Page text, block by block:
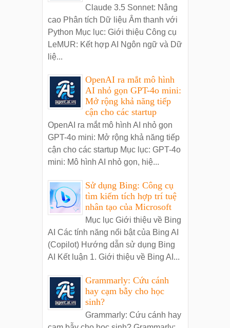
Claude 3.5 Sonnet: Nâng
cao Phân tích Dữ liệu Âm thanh với
Python Mục lục: Giới thiệu Công cụ
LeMUR: Kết hợp AI Ngôn ngữ và Dữ
liệ...
OpenAI ra mắt mô hình
AI nhỏ gọn GPT-4o mini:
Mở rộng khả năng tiếp
cận cho các startup
OpenAI ra mắt mô hình AI nhỏ gọn
GPT-4o mini: Mở rộng khả năng tiếp
cận cho các startup Mục lục: GPT-4o
mini: Mô hình AI nhỏ gọn, hiệ...
Sử dụng Bing: Công cụ
tìm kiếm tích hợp trí tuệ
nhân tạo của Microsoft
Mục lục Giới thiệu về Bing
AI Các tính năng nổi bật của Bing AI
(Copilot) Hướng dẫn sử dụng Bing
AI Kết luận 1. Giới thiệu về Bing AI...
Grammarly: Cứu cánh
hay cạm bẫy cho học
sinh?
Grammarly: Cứu cánh hay